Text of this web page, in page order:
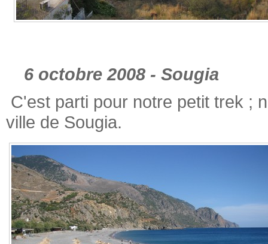
6 octobre 2008 - Sougia
C'est parti pour notre petit trek ;
ville de Sougia.